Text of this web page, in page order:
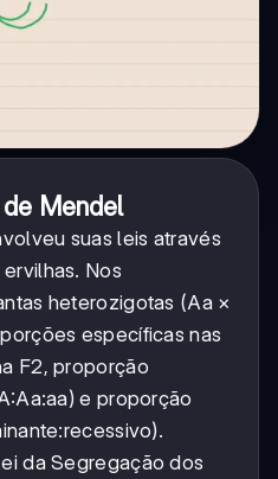
Mendel
suas leis através
Nos
heterozigotas (Aa ×
específicas nas
F2, proporção
e proporção
da Segregação dos